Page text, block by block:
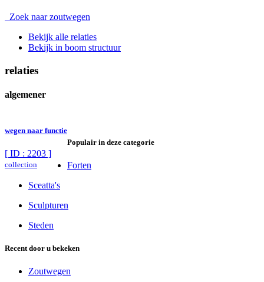
Zoek naar zoutwegen
Bekijk alle relaties
Bekijk in boom structuur
relaties
algemener
wegen naar functie
[ ID : 2203 ]
collection
Populair in deze categorie
Forten
Sceatta's
Sculpturen
Steden
Recent door u bekeken
Zoutwegen